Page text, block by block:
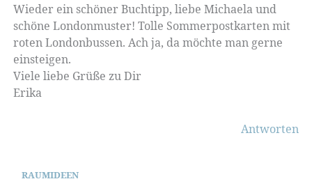
Wieder ein schöner Buchtipp, liebe Michaela und
schöne Londonmuster! Tolle Sommerpostkarten mit
roten Londonbussen. Ach ja, da möchte man gerne
einsteigen.
Viele liebe Grüße zu Dir
Erika
Antworten
RAUMIDEEN